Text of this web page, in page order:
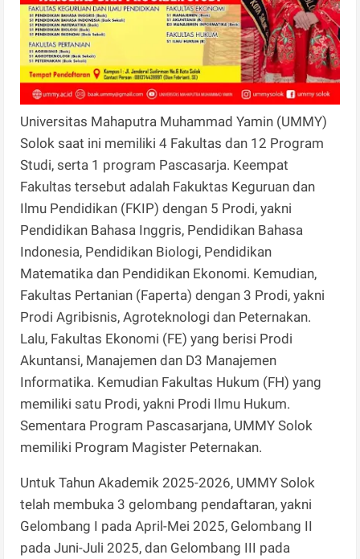
Universitas Mahaputra Muhammad Yamin (UMMY)
Solok saat ini memiliki 4 Fakultas dan 12 Program
Studi, serta 1 program Pascasarja. Keempat
Fakultas tersebut adalah Fakuktas Keguruan dan
Ilmu Pendidikan (FKIP) dengan 5 Prodi, yakni
Pendidikan Bahasa Inggris, Pendidikan Bahasa
Indonesia, Pendidikan Biologi, Pendidikan
Matematika dan Pendidikan Ekonomi. Kemudian,
Fakultas Pertanian (Faperta) dengan 3 Prodi, yakni
Prodi Agribisnis, Agroteknologi dan Peternakan.
Lalu, Fakultas Ekonomi (FE) yang berisi Prodi
Akuntansi, Manajemen dan D3 Manajemen
Informatika. Kemudian Fakultas Hukum (FH) yang
memiliki satu Prodi, yakni Prodi Ilmu Hukum.
Sementara Program Pascasarjana, UMMY Solok
memiliki Program Magister Peternakan.
Untuk Tahun Akademik 2025-2026, UMMY Solok
telah membuka 3 gelombang pendaftaran, yakni
Gelombang I pada April-Mei 2025, Gelombang II
pada Juni-Juli 2025, dan Gelombang III pada